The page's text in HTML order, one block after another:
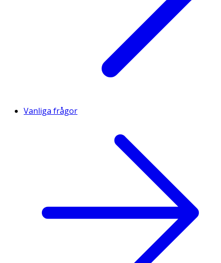
Vanliga frågor